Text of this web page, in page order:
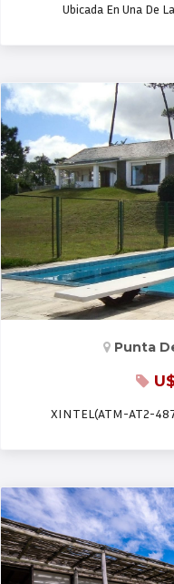
Ubicada En Una De
Punta
XINTEL(ATM-AT2-